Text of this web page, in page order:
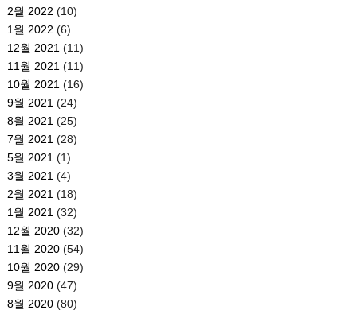
2월 2022 (10)
1월 2022 (6)
12월 2021 (11)
11월 2021 (11)
10월 2021 (16)
9월 2021 (24)
8월 2021 (25)
7월 2021 (28)
5월 2021 (1)
3월 2021 (4)
2월 2021 (18)
1월 2021 (32)
12월 2020(32)
11월 2020(54)
10월 2020(29)
9월 2020(47)
8월 2020(80)